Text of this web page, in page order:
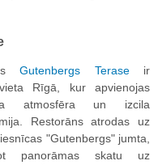
Gutenbergs Teraseir
Rīgā, kur apvienojas
atmosfēra un izcila
Restorāns atrodas uz
"Gutenbergs" jumta,
panorāmas skatu uz